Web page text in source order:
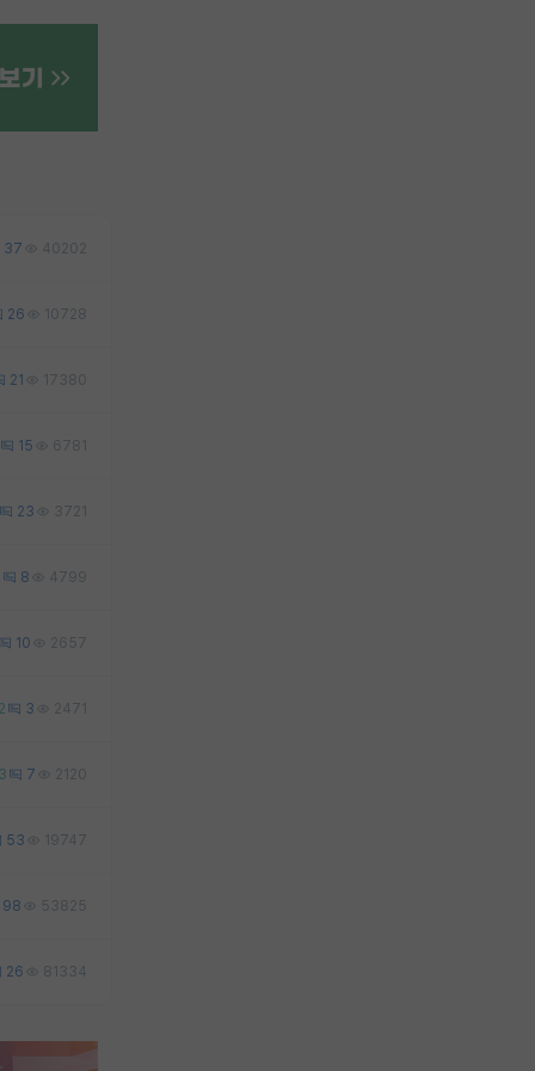
37 40202
26 10728
21 17380
15 6781
23 3721
8 4799
10 2657
3 2471
7 2120
53 19747
98 53825
26 81334